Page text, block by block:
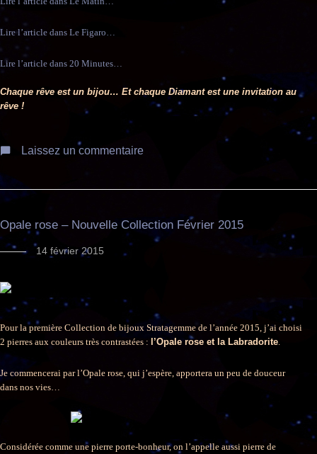
Lire l’article dans Le Figaro…
Lire l’article dans 20 Minutes…
Chaque rêve est un bijou… Et chaque Diamant est une invitation au
rêve !
Laissez un commentaire
Opale rose – Nouvelle Collection Février 2015
14 février 2015
Pour la première Collection de bijoux Stratagemme de l’année 2015, j’ai choisi
2 pierres aux couleurs très contrastées : l’Opale rose et la Labradorite
Je commencerai par l’Opale rose, qui j’espère, apportera un peu de douceur
dans nos vies…
Considérée comme une pierre porte-bonheur, on l’appelle aussi pierre de